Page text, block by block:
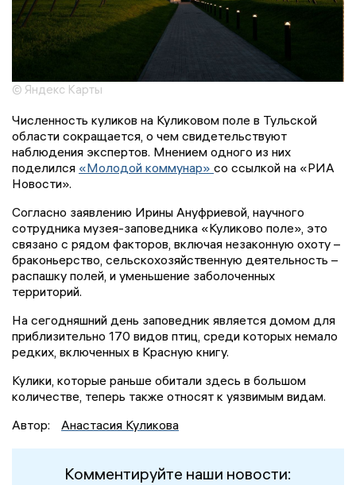
© Яндекс Карты
Численность куликов на Куликовом поле в Тульской
области сокращается, о чем свидетельствуют
наблюдения экспертов. Мнением одного из них
поделился «Молодой коммунар» со ссылкой на «РИА
Новости».
Согласно заявлению Ирины Ануфриевой, научного
сотрудника музея-заповедника «Куликово поле», это
связано с рядом факторов, включая незаконную охоту –
браконьерство, сельскохозяйственную деятельность –
распашку полей, и уменьшение заболоченных
территорий.
На сегодняшний день заповедник является домом для
приблизительно 170 видов птиц, среди которых немало
редких, включенных в Красную книгу.
Кулики, которые раньше обитали здесь в большом
количестве, теперь также относят к уязвимым видам.
Автор:
Анастасия Куликова
Комментируйте наши новости: